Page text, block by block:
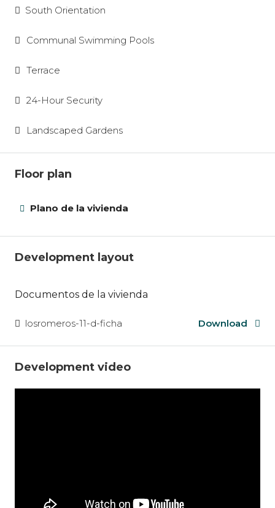
South Orientation
Communal Swimming Pools
Terrace
24-Hour Security
Landscaped Gardens
Floor plan
Plano de la vivienda
Development layout
Documentos de la vivienda
losromeros-11-d-ficha Download
Development video